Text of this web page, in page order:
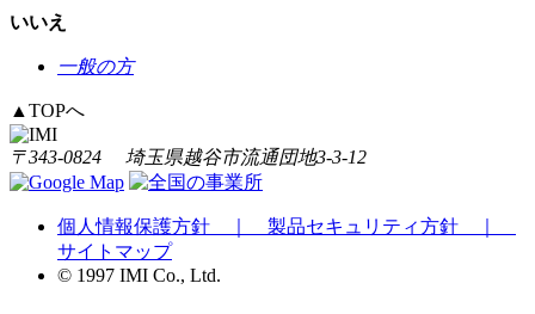
いいえ
一般の方
▲TOPへ
〒343-0824 埼玉県越谷市流通団地3-3-12
個人情報保護方針 ｜ 製品セキュリティ方針 ｜
サイトマップ
© 1997 IMI Co., Ltd.